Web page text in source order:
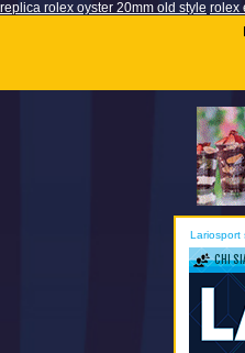
replica rolex oyster 20mm old style rolex
Lariosport
CHI